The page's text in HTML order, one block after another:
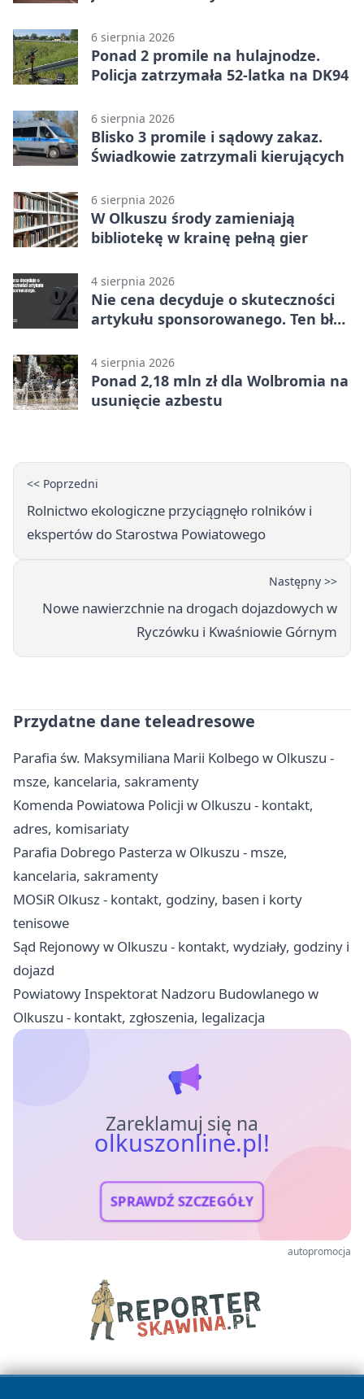
6 sierpnia 2026
Ponad 2 promile na hulajnodze.
Policja zatrzymała 52-latka na DK94
6 sierpnia 2026
Blisko 3 promile i sądowy zakaz.
Świadkowie zatrzymali kierujących
6 sierpnia 2026
W Olkuszu środy zamieniają
bibliotekę w krainę pełną gier
4 sierpnia 2026
Nie cena decyduje o skuteczności
artykułu sponsorowanego. Ten błąd
4 sierpnia 2026
Ponad 2,18 mln zł dla Wolbromia na
usunięcie azbestu
<< Poprzedni
Rolnictwo ekologiczne przyciągnęło rolników i
ekspertów do Starostwa Powiatowego
Następny >>
Nowe nawierzchnie na drogach dojazdowych w
Ryczówku i Kwaśniowie Górnym
Przydatne dane teleadresowe
Parafia św. Maksymiliana Marii Kolbego w Olkuszu -
msze, kancelaria, sakramenty
Komenda Powiatowa Policji w Olkuszu - kontakt,
adres, komisariaty
Parafia Dobrego Pasterza w Olkuszu - msze,
kancelaria, sakramenty
MOSiR Olkusz - kontakt, godziny, basen i korty
tenisowe
Sąd Rejonowy w Olkuszu - kontakt, wydziały, godziny i
dojazd
Powiatowy Inspektorat Nadzoru Budowlanego w
Olkuszu - kontakt, zgłoszenia, legalizacja
Zareklamuj się na
olkuszonline.pl!
SPRAWDŹ SZCZEGÓŁY
autopromocja